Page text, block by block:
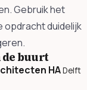
Gebruik het
opdracht duidelijk
buurt
HADelft